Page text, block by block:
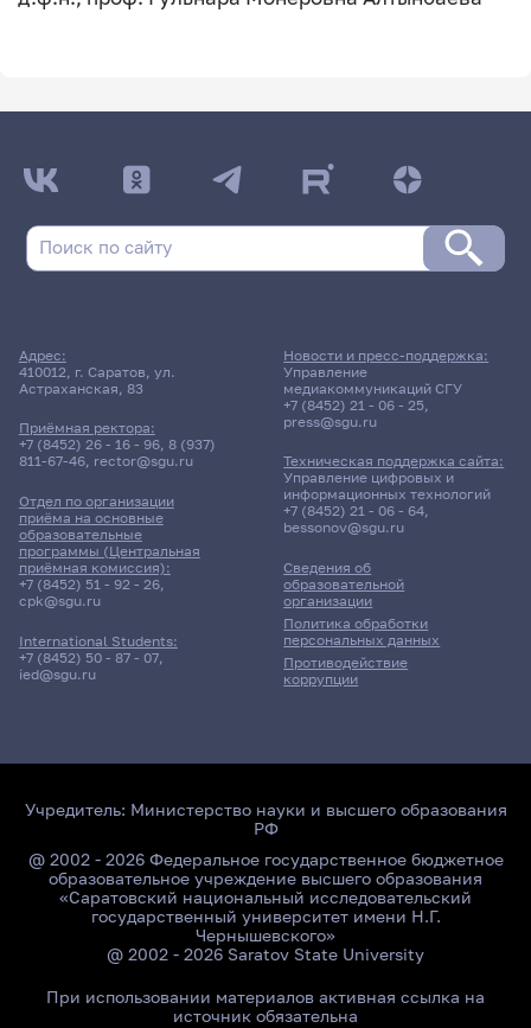
Адрес:
410012, г. Саратов, ул.
Астраханская, 83
Приёмная ректора:
+7 (8452) 26 - 16 - 96, 8 (937)
811-67-46, rector@sgu.ru
Отдел по организации
приёма на основные
образовательные
программы (Центральная
приёмная комиссия):
+7 (8452) 51 - 92 - 26,
cpk@sgu.ru
International Students:
+7 (8452) 50 - 87 - 07,
ied@sgu.ru
Сведения об
образовательной
организации
Политика обработки
персональных данных
Противодействие
коррупции
Новости и пресс-поддержка:
Управление
медиакоммуникаций СГУ
+7 (8452) 21 - 06 - 25,
press@sgu.ru
Техническая поддержка сайта:
Управление цифровых и
информационных технологий
+7 (8452) 21 - 06 - 64,
bessonov@sgu.ru
Учредитель: Министерство науки и высшего образования
РФ
@ 2002 - 2026 Федеральное государственное бюджетное
образовательное учреждение высшего образования
«Саратовский национальный исследовательский
государственный университет имени Н.Г.
Чернышевского»
@ 2002 - 2026 Saratov State University
При использовании материалов активная ссылка на
источник обязательна